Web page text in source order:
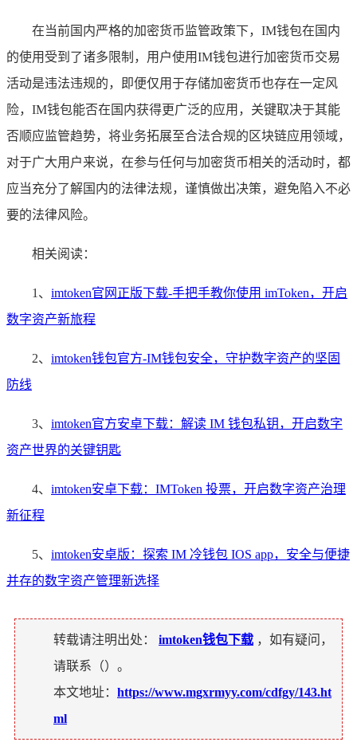
在当前国内严格的加密货币监管政策下，IM钱包在国内
的使用受到了诸多限制，用户使用IM钱包进行加密货币交易
活动是违法违规的，即便仅用于存储加密货币也存在一定风
险，IM钱包能否在国内获得更广泛的应用，关键取决于其能
否顺应监管趋势，将业务拓展至合法合规的区块链应用领域，
对于广大用户来说，在参与任何与加密货币相关的活动时，都
应当充分了解国内的法律法规，谨慎做出决策，避免陷入不必
要的法律风险。
相关阅读：
1、 imtoken官网正版下载-手把手教你使用 imToken，开启
数字资产新旅程
2、 imtoken钱包官方-IM钱包安全，守护数字资产的坚固
防线
3、 imtoken官方安卓下载：解读 IM 钱包私钥，开启数字
资产世界的关键钥匙
4、 imtoken安卓下载：IMToken 投票，开启数字资产治理
新征程
5、 imtoken安卓版：探索 IM 冷钱包 IOS app，安全与便捷
并存的数字资产管理新选择
转载请注明出处： imtoken钱包下载 ，如有疑问，
请联系（）。
本文地址： https://www.mgxrmyy.com/cdfgy/143.ht
ml